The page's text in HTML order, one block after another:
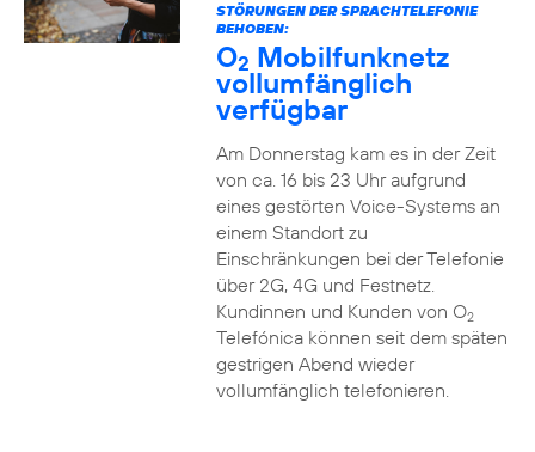
STÖRUNGEN DER SPRACHTELEFONIE
BEHOBEN:
O2 Mobilfunknetz
vollumfänglich
verfügbar
Am Donnerstag kam es in der Zeit
von ca. 16 bis 23 Uhr aufgrund
eines gestörten Voice-Systems an
einem Standort zu
Einschränkungen bei der Telefonie
über 2G, 4G und Festnetz.
Kundinnen und Kunden von O2
Telefónica können seit dem späten
gestrigen Abend wieder
vollumfänglich telefonieren.